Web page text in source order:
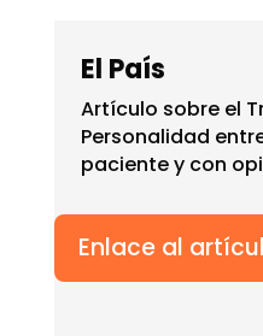
El País
Artículo sobre el
Personalidad
paciente y con
Enlace al